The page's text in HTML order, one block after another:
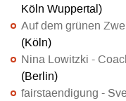
Köln Wuppertal)
Auf dem grünen
(Köln)
Nina Lowitzki -
(Berlin)
fairstaendigung -